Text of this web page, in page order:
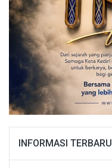
INFORMASI TERBARU